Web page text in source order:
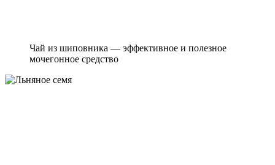
Чай из шиповника — эффективное и полезное
мочегонное средство